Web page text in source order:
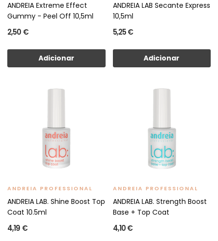
ANDREIA Extreme Effect
Gummy - Peel Off 10,5ml
2,50 €
Adicionar
ANDREIA LAB Secante Express
10,5ml
5,25 €
Adicionar
ANDREIA PROFESSIONAL
ANDREIA LAB. Shine Boost Top
Coat 10.5ml
4,19 €
ANDREIA PROFESSIONAL
ANDREIA LAB. Strength Boost
Base + Top Coat
4,10 €